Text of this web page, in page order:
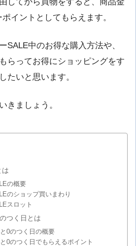
イントとしてもらえます。
SALE中のお得な購入方法や、
らってお得にショッピングをす
たいと思います。
きましょう。
は
の概要
のショップ買いまわり
スロット
つく日とは
0のつく日の概要
0のつく日でもらえるポイント